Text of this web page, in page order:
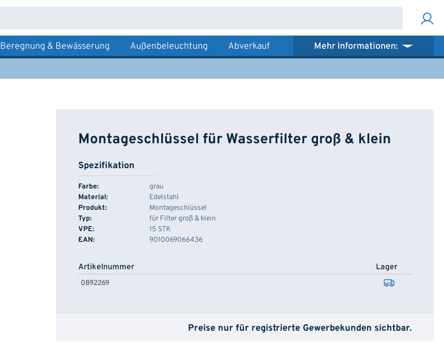
Beregnung & Bewässerung Außenbeleuchtung Abverkauf Mehr Informationen:
Montageschlüssel für Wasserfilter groß & klein
Spezifikation
Farbe:
grau
Material:
Edelstahl
Produkt:
Montageschlüssel
Typ:
für Filter groß & klein
VPE:
15 STK
EAN:
9010069066436
Artikelnummer Lager
0892269
Preise nur für registrierte Gewerbekunden sichtbar.